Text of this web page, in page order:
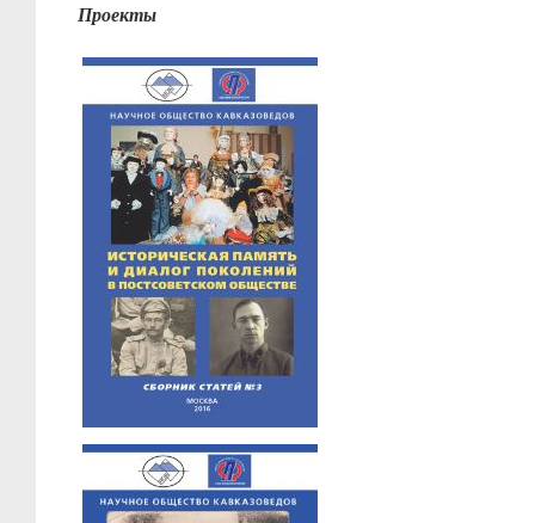
Проекты